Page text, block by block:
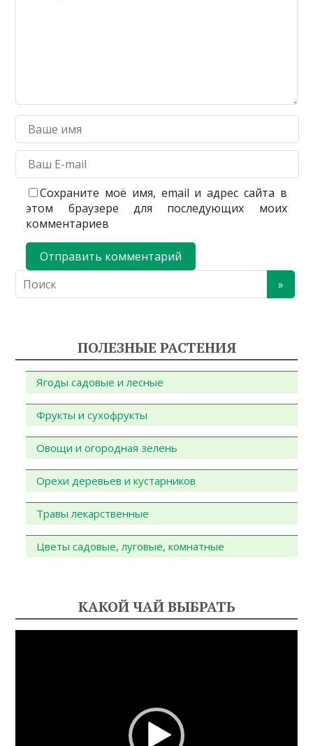
Сохраните моё имя, email и адрес сайта в
этом браузере для последующих моих
комментариев
ПОЛЕЗНЫЕ РАСТЕНИЯ
Ягоды садовые и лесные
Фрукты и сухофрукты
Овощи и огородная зелень
Орехи деревьев и кустарников
Травы лекарственные
Цветы садовые, луговые, комнатные
КАКОЙ ЧАЙ ВЫБРАТЬ